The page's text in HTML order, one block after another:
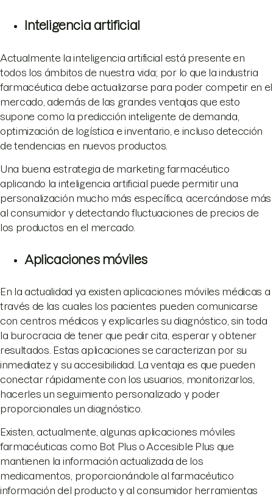
Inteligencia artificial
Actualmente la inteligencia artificial está presente en
todos los ámbitos de nuestra vida; por lo que la industria
farmacéutica debe actualizarse para poder competir en el
mercado, además de las grandes ventajas que esto
supone como la predicción inteligente de demanda,
optimización de logística e inventario, e incluso detección
de tendencias en nuevos productos.
Una buena estrategia de marketing farmacéutico
aplicando la inteligencia artificial puede permitir una
personalización mucho más específica, acercándose más
al consumidor y detectando fluctuaciones de precios de
los productos en el mercado.
Aplicaciones móviles
En la actualidad ya existen aplicaciones móviles médicas a
través de las cuales los pacientes pueden comunicarse
con centros médicos y explicarles su diagnóstico, sin toda
la burocracia de tener que pedir cita, esperar y obtener
resultados. Estas aplicaciones se caracterizan por su
inmediatez y su accesibilidad. La ventaja es que pueden
conectar rápidamente con los usuarios, monitorizarlos,
hacerles un seguimiento personalizado y poder
proporcionales un diagnóstico.
Existen, actualmente, algunas aplicaciones móviles
farmacéuticas como Bot Plus o Accesible Plus que
mantienen la información actualizada de los
medicamentos, proporcionándole al farmacéutico
información del producto y al consumidor herramientas